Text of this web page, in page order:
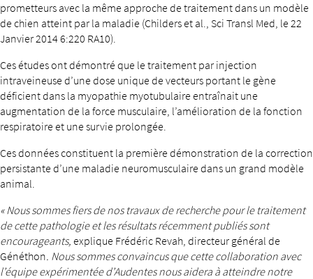
prometteurs avec la même approche de traitement dans un modèle
de chien atteint par la maladie (Childers et al., Sci Transl Med, le 22
Janvier 2014 6:220 RA10).
Ces études ont démontré que le traitement par injection
intraveineuse d’une dose unique de vecteurs portant le gène
déficient dans la myopathie myotubulaire entraînait une
augmentation de la force musculaire, l’amélioration de la fonction
respiratoire et une survie prolongée.
Ces données constituent la première démonstration de la correction
persistante d’une maladie neuromusculaire dans un grand modèle
animal.
« Nous sommes fiers de nos travaux de recherche pour le traitement
de cette pathologie et les résultats récemment publiés sont
encourageants, explique Frédéric Revah, directeur général de
Généthon. Nous sommes convaincus que cette collaboration avec
l’équipe expérimentée d’Audentes nous aidera à atteindre notre